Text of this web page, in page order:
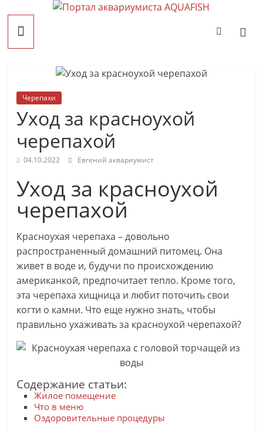
содержимому
Портал
AQUAFISH
аквариумиста
AQUAFISH
Черепахи
Уход за красноухой
черепахой
04.10.2022 Евгений аквариумист
Уход за красноухой
черепахой
Красноухая черепаха – довольно
распространенный домашний питомец. Она
живет в воде и, будучи по происхождению
американкой, предпочитает тепло. Кроме того,
эта черепаха хищница и любит поточить свои
когти о камни. Что еще нужно знать, чтобы
правильно ухаживать за красноухой черепахой?
Содержание статьи:
Жилое помещение
Что в меню
Оздоровительные процедуры